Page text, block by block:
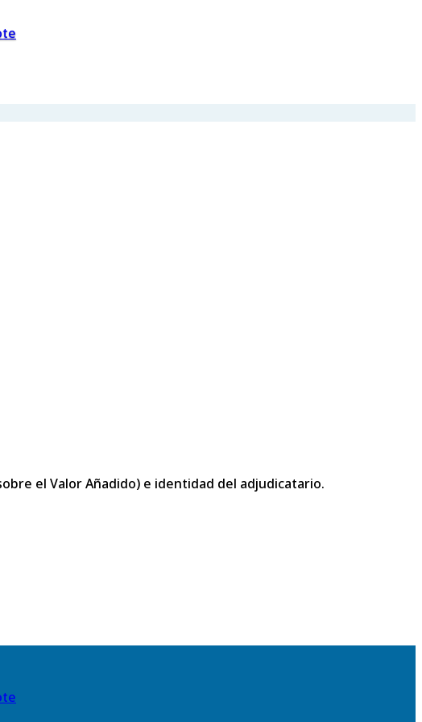
el Valor Añadido) e identidad del adjudicatario.